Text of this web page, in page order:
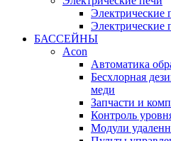
Электрические
Электрические
БАССЕЙНЫ
Acon
Автоматика
Беcхлорная
меди
Запчасти и
Контроль
Модули